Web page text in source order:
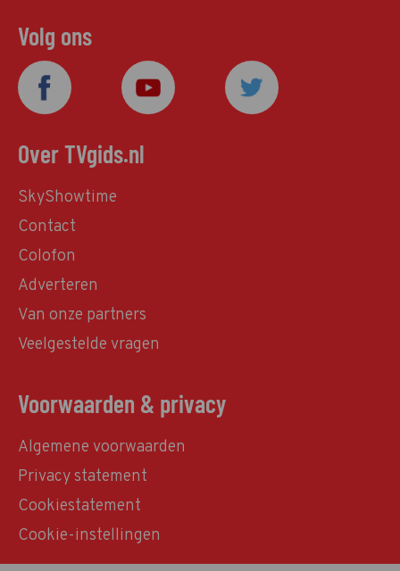
Volg ons
Over TVgids.nl
SkyShowtime
Contact
Colofon
Adverteren
Van onze partners
Veelgestelde vragen
Voorwaarden & privacy
Algemene voorwaarden
Privacy statement
Cookiestatement
Cookie-instellingen